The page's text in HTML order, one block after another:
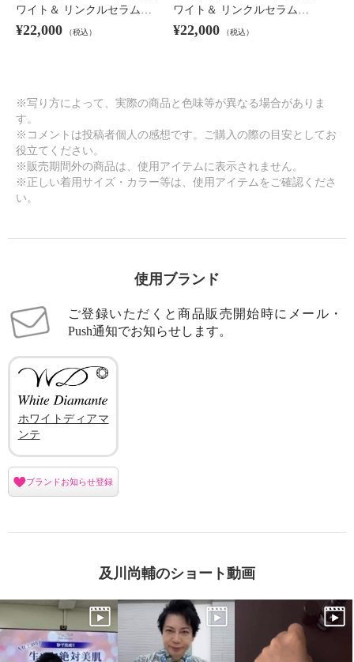
ワイト＆ リンクルセラム…
¥22,000 （税込）
ワイト＆ リンクルセラム…
¥22,000 （税込）
※写り方によって、実際の商品と色味等が異なる場合がありま
す。
※コメントは投稿者個人の感想です。ご購入の際の目安としてお
役立てください。
※販売期間外の商品は、使用アイテムに表示されません。
※正しい着用サイズ・カラー等は、使用アイテムをご確認くださ
い。
使用ブランド
ご登録いただくと商品販売開始時にメール・
Push通知でお知らせします。
ホワイトディアマ
ンテ
ブランドお知らせ登録
及川尚輔のショート動画